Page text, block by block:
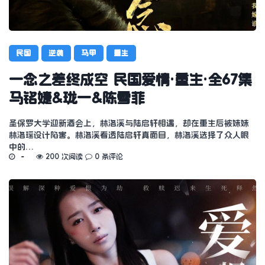
民国 逆袭 马甲 重生
一念之差终成空 民国爱情·重生·全67集
马铭婕&珑一&陈雪菲
圣保罗大学迎新酒会上，林洛溪与陆启轩相遇，却在重生后被妹妹
林洛瑶设计陷害。林洛溪看透陆启轩真面目，林洛溪选择了众人眼
中的…
200 次阅读 0 条评论